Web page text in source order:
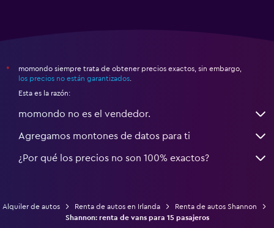
*
momondo siempre trata de obtener precios exactos, sin embargo,
los precios no están garantizados.
Esta es la razón:
momondo no es el vendedor.
Agregamos montones de datos para ti
¿Por qué los precios no son 100% exactos?
Alquiler de autos Renta de autos en Irlanda
Renta de autos Shannon
Shannon: renta de vans para 15 pasajeros